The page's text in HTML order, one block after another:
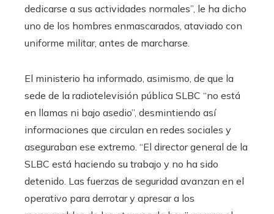
dedicarse a sus actividades normales”, le ha dicho
uno de los hombres enmascarados, ataviado con
uniforme militar, antes de marcharse.
El ministerio ha informado, asimismo, de que la
sede de la radiotelevisión pública SLBC “no está
en llamas ni bajo asedio”, desmintiendo así
informaciones que circulan en redes sociales y
aseguraban ese extremo. “El director general de la
SLBC está haciendo su trabajo y no ha sido
detenido. Las fuerzas de seguridad avanzan en el
operativo para derrotar y apresar a los